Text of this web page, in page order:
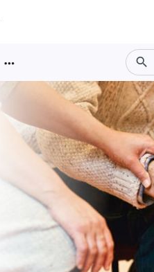
more_horiz search